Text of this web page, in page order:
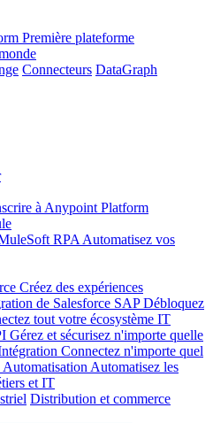
Première plateforme
Connecteurs DataGraph
à Anypoint Platform
RPA Automatisez vos
Créez des expériences
de Salesforce SAP Débloquez
tout votre écosystème IT
Gérez et sécurisez n'importe quelle
Connectez n'importe quel
Automatisation Automatisez les
et IT
Distribution et commerce